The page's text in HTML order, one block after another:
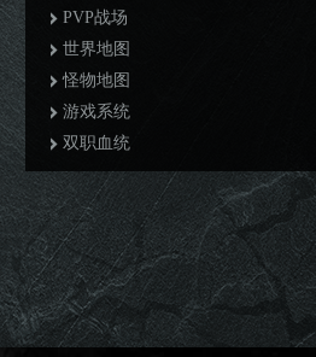
PVP战场
世界地图
怪物地图
游戏系统
双职血统